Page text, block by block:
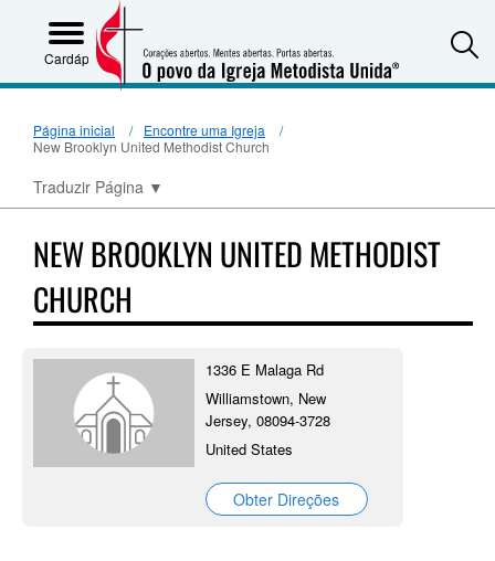
Cardápio
Página inicial
Encontre uma Igreja
New Brooklyn United Methodist Church
Traduzir Página ▼
NEW BROOKLYN UNITED METHODIST
CHURCH
1336 E Malaga Rd
Williamstown, New
Jersey, 08094-3728
United States
Obter Direções